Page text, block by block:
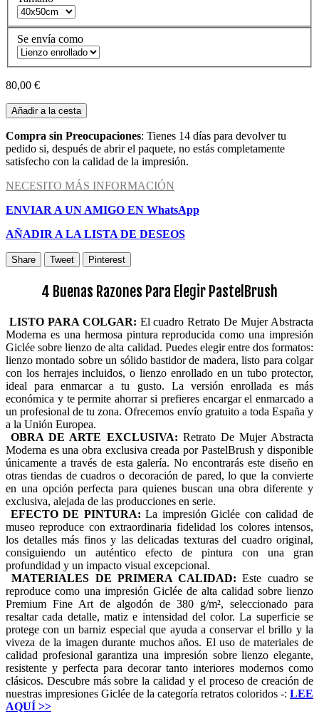
Se envía como
80,00 €
Añadir a la cesta
Compra sin Preocupaciones: Tienes 14 días para devolver tu
pedido si, después de abrir el paquete, no estás completamente
satisfecho con la calidad de la impresión.
NECESITO MÁS INFORMACIÓN
ENVIAR A UN AMIGO EN WhatsApp
AÑADIR A LA LISTA DE DESEOS
Share Tweet Pinterest
4 Buenas Razones Para Elegir PastelBrush
LISTO PARA COLGAR: El cuadro Retrato De Mujer Abstracta
Moderna es una hermosa pintura reproducida como una impresión
Giclée sobre lienzo de alta calidad. Puedes elegir entre dos formatos:
lienzo montado sobre un sólido bastidor de madera, listo para colgar
con los herrajes incluidos, o lienzo enrollado en un tubo protector,
ideal para enmarcar a tu gusto. La versión enrollada es más
económica y te permite ahorrar si prefieres encargar el enmarcado a
un profesional de tu zona. Ofrecemos envío gratuito a toda España y
a la Unión Europea.
OBRA DE ARTE EXCLUSIVA: Retrato De Mujer Abstracta
Moderna es una obra exclusiva creada por PastelBrush y disponible
únicamente a través de esta galería. No encontrarás este diseño en
otras tiendas de cuadros o decoración de pared, lo que la convierte
en una opción perfecta para quienes buscan una obra diferente y
exclusiva, alejada de las producciones en serie.
EFECTO DE PINTURA: La impresión Giclée con calidad de
museo reproduce con extraordinaria fidelidad los colores intensos,
los detalles más finos y las delicadas texturas del cuadro original,
consiguiendo un auténtico efecto de pintura con una gran
profundidad y un impacto visual excepcional.
MATERIALES DE PRIMERA CALIDAD: Este cuadro se
reproduce como una impresión Giclée de alta calidad sobre lienzo
Premium Fine Art de algodón de 380 g/m², seleccionado para
resaltar cada detalle, matiz e intensidad del color. La superficie se
protege con un barniz especial que ayuda a conservar el brillo y la
viveza de la imagen durante muchos años. El uso de materiales de
calidad profesional garantiza una impresión sobre lienzo elegante,
resistente y perfecta para decorar tanto interiores modernos como
clásicos. Descubre más sobre la calidad y el proceso de creación de
nuestras impresiones Giclée de la categoría retratos coloridos -: LEE
AQUÍ >>